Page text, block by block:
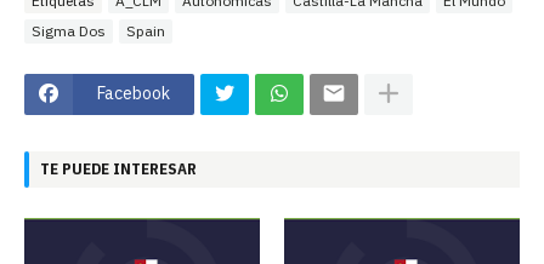
Sigma Dos
Spain
Facebook
TE PUEDE INTERESAR